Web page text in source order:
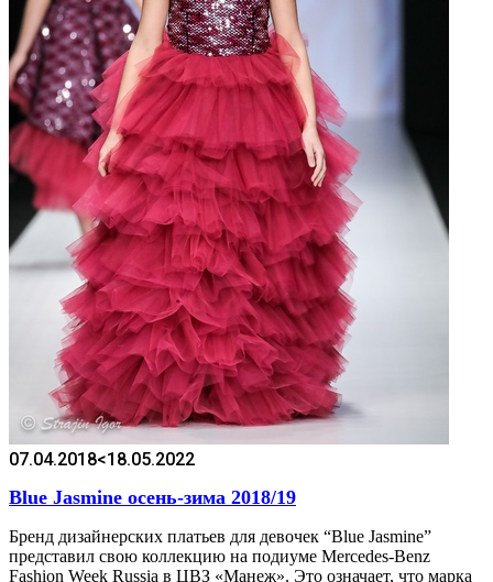
07.04.2018<18.05.2022
Blue Jasmine осень-зима 2018/19
Бренд дизайнерских платьев для девочек “Blue Jasmine”
представил свою коллекцию на подиуме Mercedes-Benz
Fashion Week Russia в ЦВЗ «Манеж». Это означает, что марка